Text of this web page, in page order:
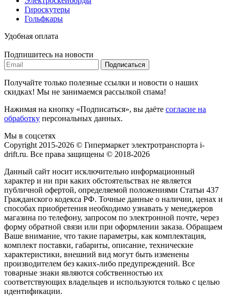
Гироскутеры
Гольфкары
Удобная оплата
Подпишитесь на новости
Подписаться
Получайте только полезные ссылки и новости о наших
скидках! Мы не занимаемся рассылкой спама!
Нажимая на кнопку «Подписаться», вы даёте согласие на
обработку персональных данных.
Мы в соцсетях
Copyright 2015-2026 © Гипермаркет электротранспорта i-
drift.ru. Все права защищены © 2018-2026
Данный сайт носит исключительно информационный
характер и ни при каких обстоятельствах не является
публичной офертой, определяемой положениями Статьи 437
Гражданского кодекса РФ. Точные данные о наличии, ценах и
способах приобретения необходимо узнавать у менеджеров
магазина по телефону, запросом по электронной почте, через
форму обратной связи или при оформлении заказа. Обращаем
Ваше внимание, что такие параметры, как комплектация,
комплект поставки, габариты, описание, технические
характеристики, внешний вид могут быть изменены
производителем без каких-либо предупреждений. Все
товарные знаки являются собственностью их
соответствующих владельцев и используются только с целью
идентификации.